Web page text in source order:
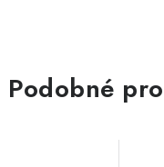
Podobné